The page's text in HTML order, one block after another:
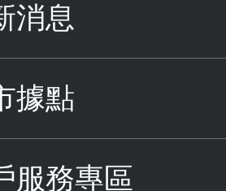
消息
據點
服務專區